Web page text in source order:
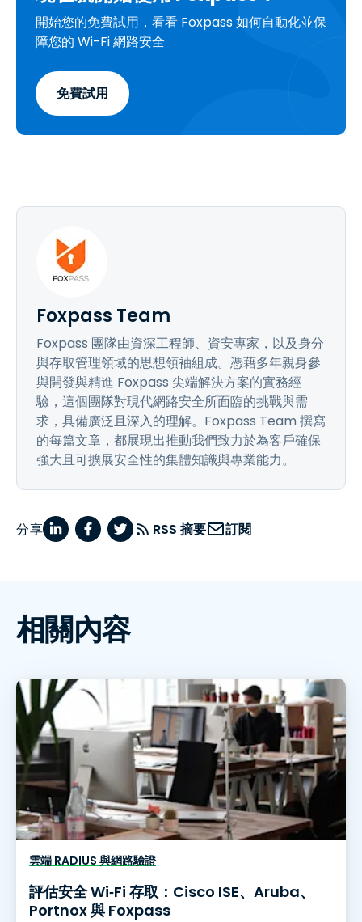
開始您的免費試用，看看 Foxpass 如何自動化並保
障您的 Wi-Fi 網路安全
免費試用
Foxpass Team
Foxpass 團隊由資深工程師、資安專家，以及身分
與存取管理領域的思想領袖組成。憑藉多年親身參
與開發與精進 Foxpass 尖端解決方案的實務經
驗，這個團隊對現代網路安全所面臨的挑戰與需
求，具備廣泛且深入的理解。Foxpass Team 撰寫
的每篇文章，都展現出推動我們致力於為客戶確保
強大且可擴展安全性的集體知識與專業能力。
分享 RSS 摘要 訂閱
相關內容
雲端 RADIUS 與網路驗證
評估安全 Wi‑Fi 存取：Cisco ISE、Aruba、
Portnox 與 Foxpass